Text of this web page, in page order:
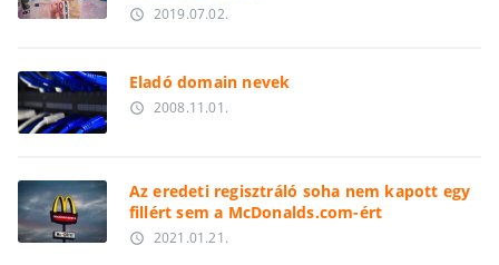
access_time 2019.07.02.
Eladó domain nevek
access_time 2008.11.01.
Az eredeti regisztráló soha nem kapott egy
fillért sem a McDonalds.com-ért
access_time 2021.01.21.